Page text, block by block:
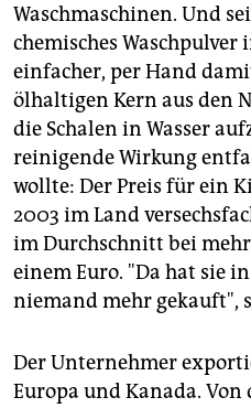
Waschmaschinen. Und
chemisches
einfacher, per Hand
ölhaltigen Kern aus den
die Schalen in Wasser
reinigende Wirkung
wollte: Der Preis für ein
2003 im Land
im Durchschnitt bei
einem Euro. "Da hat sie
niemand mehr gekauft",
Der Unternehmer
Europa und Kanada.